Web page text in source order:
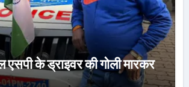
एसपी के ड्राइवर की गोली मारकर